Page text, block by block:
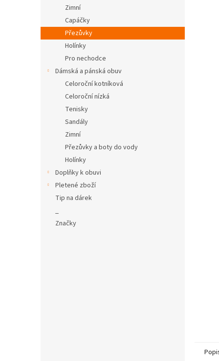
l
Zimní
Capáčky
Přezůvky
Holínky
Pro nechodce
Dámská a pánská obuv
Celoroční kotníková
Celoroční nízká
Tenisky
Sandály
Zimní
Přezůvky a boty do vody
Holínky
Doplňky k obuvi
Pletené zboží
Tip na dárek
_
Značky